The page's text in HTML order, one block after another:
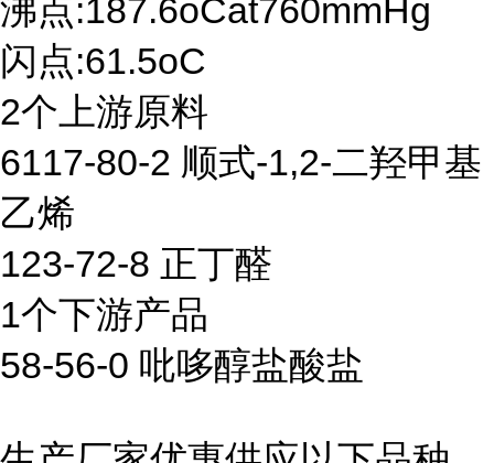
沸点:187.6oCat760mmHg
闪点:61.5oC
2个上游原料
6117-80-2 顺式-1,2-二羟甲基
乙烯
123-72-8 正丁醛
1个下游产品
58-56-0 吡哆醇盐酸盐